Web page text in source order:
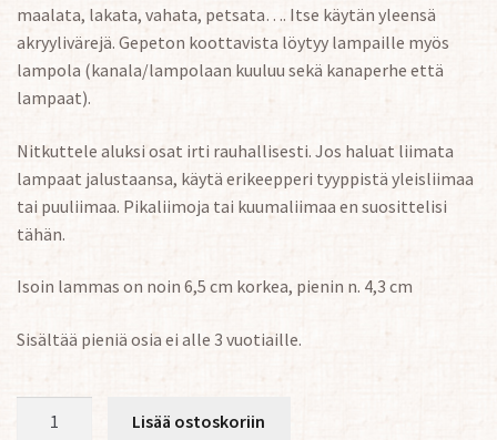
maalata, lakata, vahata, petsata…. Itse käytän yleensä
akryylivärejä. Gepeton koottavista löytyy lampaille myös
lampola (kanala/lampolaan kuuluu sekä kanaperhe että
lampaat).
Nitkuttele aluksi osat irti rauhallisesti. Jos haluat liimata
lampaat jalustaansa, käytä erikeepperi tyyppistä yleisliimaa
tai puuliimaa. Pikaliimoja tai kuumaliimaa en suosittelisi
tähän.
Isoin lammas on noin 6,5 cm korkea, pienin n. 4,3 cm
Sisältää pieniä osia ei alle 3 vuotiaille.
Lisää ostoskoriin